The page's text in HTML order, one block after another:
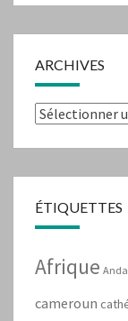
ARCHIVES
Archives
ÉTIQUETTES
Afrique
cameroun